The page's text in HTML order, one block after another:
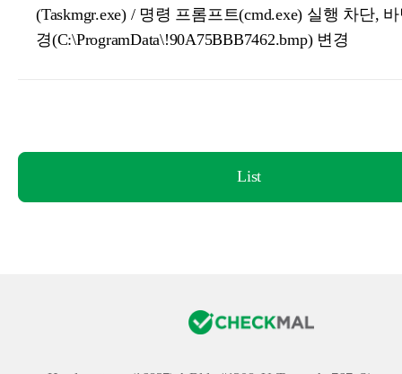
(Taskmgr.exe) / 명령 프롬프트(cmd.exe) 실행 차단,
경(C:\ProgramData\!90A75BBB7462.bmp) 변경
List